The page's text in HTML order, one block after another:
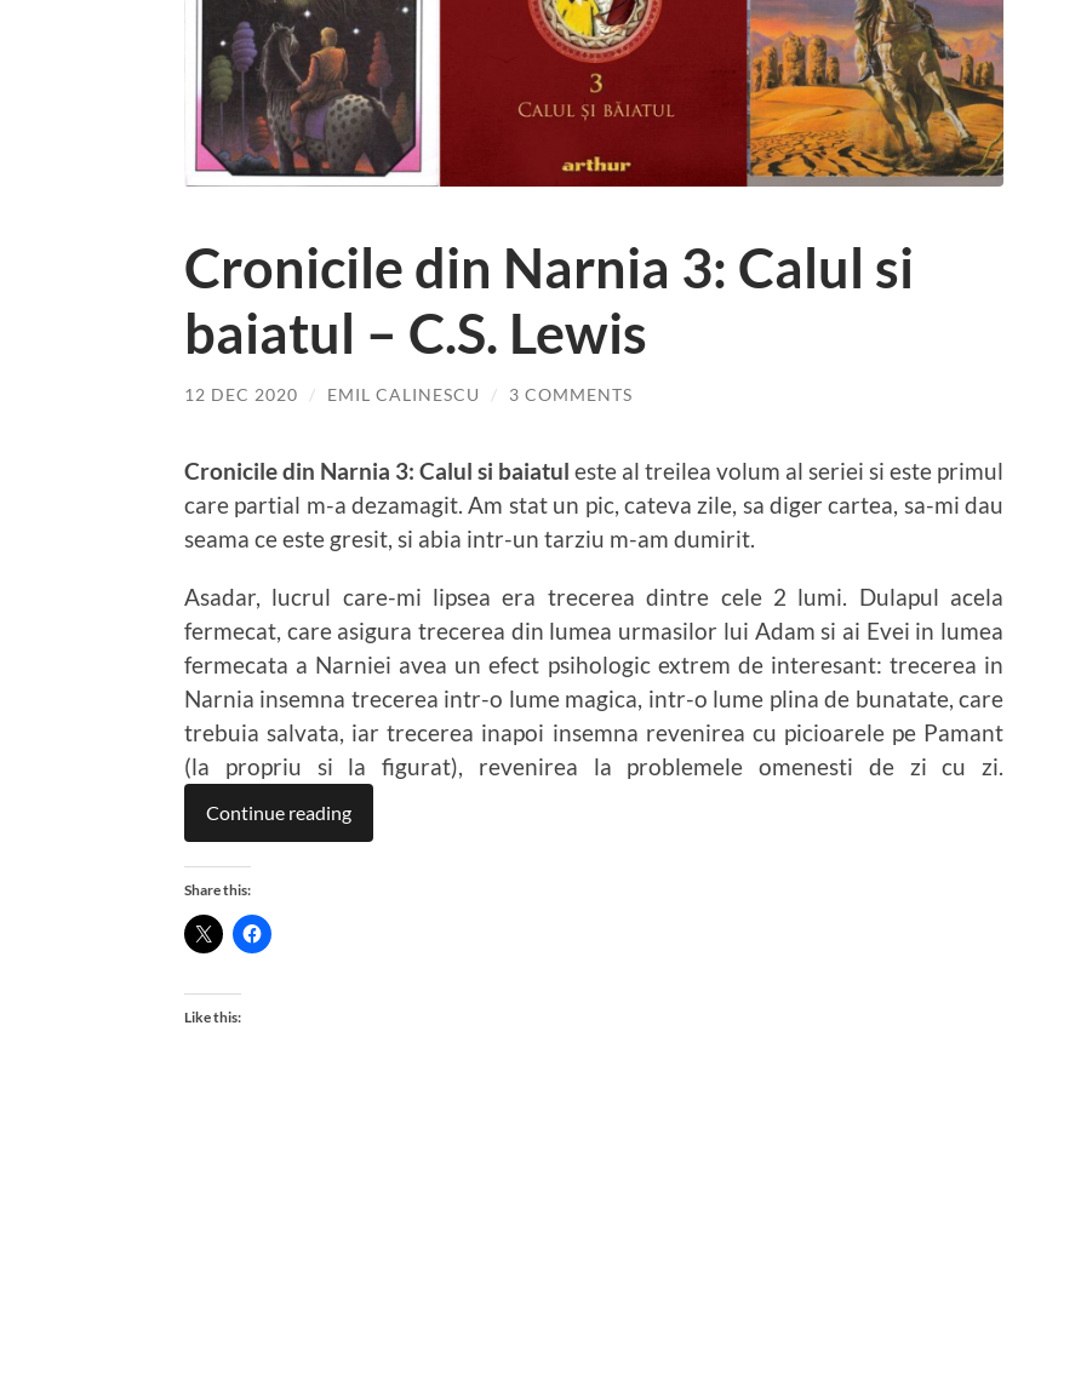
Cronicile din Narnia 3: Calul si
baiatul – C.S. Lewis
12 DEC 2020 / EMIL CALINESCU / 3 COMMENTS
Cronicile din Narnia 3: Calul si baiatul este al treilea volum al seriei si este primul
care partial m-a dezamagit. Am stat un pic, cateva zile, sa diger cartea, sa-mi dau
seama ce este gresit, si abia intr-un tarziu m-am dumirit.
Asadar, lucrul care-mi lipsea era trecerea dintre cele 2 lumi. Dulapul acela
fermecat, care asigura trecerea din lumea urmasilor lui Adam si ai Evei in lumea
fermecata a Narniei avea un efect psihologic extrem de interesant: trecerea in
Narnia insemna trecerea intr-o lume magica, intr-o lume plina de bunatate, care
trebuia salvata, iar trecerea inapoi insemna revenirea cu picioarele pe Pamant
(la propriu si la figurat), revenirea la problemele omenesti de zi cu zi.
Continue reading
Share this:
Like this: